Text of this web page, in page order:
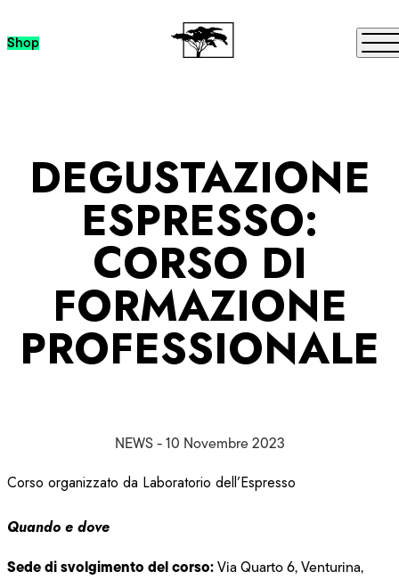
Passa al contenuto
Shop
DEGUSTAZIONE
ESPRESSO:
CORSO DI
FORMAZIONE
PROFESSIONALE
NEWS-10 Novembre 2023
Corso organizzato da Laboratorio dell’Espresso
Quando e dove
Sede di svolgimento del corso:Via Quarto 6, Venturina,